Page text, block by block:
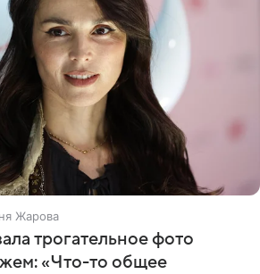
Жарова
трогательное фото
«Что-то общее